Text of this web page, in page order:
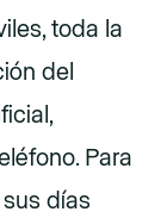
toda la
del
Para
días